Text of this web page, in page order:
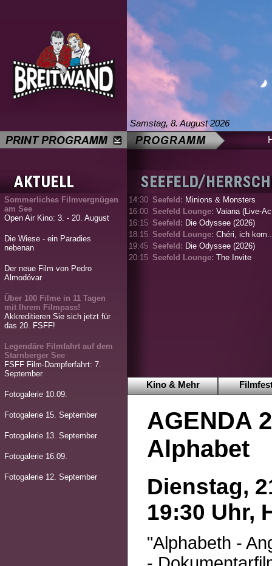
Samstag, 8. August 2026
Sommerliches Filmvergnügen
am See
Open Air Kino: 3. - 20. August
Die Wiese - ein Paradies
nebenan
Der neue Film von Pedro
Almodóvar
Über 100 Filme in 11 Tagen
mit Ihrem Filmpass!
Akkreditieren Sie sich jetzt für
das 20. FSFF!
Legendäre Filmfahrt auf dem
Starnberger See
FSFF Film-Dampferfahrt: 7.
September
Fotogalerie 10.09.
Fotogalerie 15. September
Fotogalerie 13. September
Fotogalerie 16.09.
Fotogalerie 12. September
14:30 Seefeld: Minions & Monsters
16:00 Seefeld Lounge: Vaiana (Live-
16:15 Seefeld: Die Odyssee (2026)
18:15 Seefeld Lounge: Chéri, ich
19:45 Seefeld: Die Odyssee (2026)
20:15 Seefeld Lounge: The Invite
Kino & Mehr
AGENDA
Alphabet
Dienstag,
19:30 Uhr,
"Alphabeth -